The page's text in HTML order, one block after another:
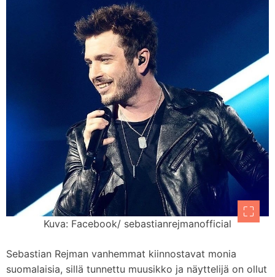
Kuva: Facebook/ sebastianrejmanofficial
Sebastian Rejman vanhemmat kiinnostavat monia
suomalaisia, sillä tunnettu muusikko ja näyttelijä on ollut